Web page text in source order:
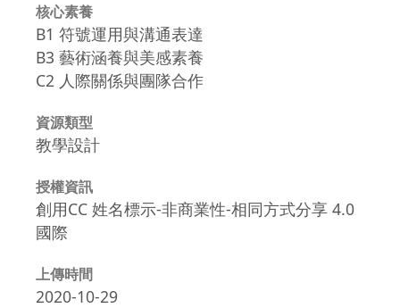
核心素養
B1 符號運用與溝通表達
B3 藝術涵養與美感素養
C2 人際關係與團隊合作
資源類型
教學設計
授權資訊
創用CC 姓名標示-非商業性-相同方式分享 4.0
國際
上傳時間
2020-10-29